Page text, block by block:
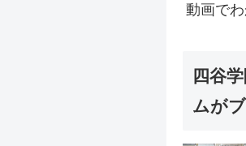
動画で
四谷
ムが